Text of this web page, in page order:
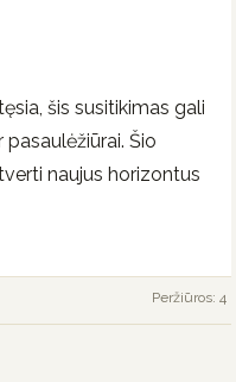
šis susitikimas gali
Šio
naujus horizontus
Peržiūros: 4